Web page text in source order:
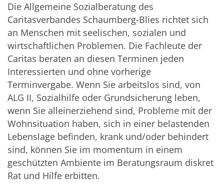
Die Allgemeine Sozialberatung des
Caritasverbandes Schaumberg-Blies richtet sich
an Menschen mit seelischen, sozialen und
wirtschaftlichen Problemen. Die Fachleute der
Caritas beraten an diesen Terminen jeden
Interessierten und ohne vorherige
Terminvergabe. Wenn Sie arbeitslos sind, von
ALG II, Sozialhilfe oder Grundsicherung leben,
wenn Sie alleinerziehend sind, Probleme mit der
Wohnsituation haben, sich in einer belastenden
Lebenslage befinden, krank und/oder behindert
sind, können Sie im momentum in einem
geschützten Ambiente im Beratungsraum diskret
Rat und Hilfe erbitten.